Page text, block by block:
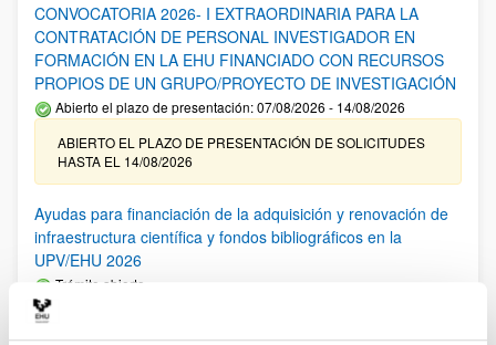
CONVOCATORIA 2026- I EXTRAORDINARIA PARA LA
CONTRATACIÓN DE PERSONAL INVESTIGADOR EN
FORMACIÓN EN LA EHU FINANCIADO CON RECURSOS
PROPIOS DE UN GRUPO/PROYECTO DE INVESTIGACIÓN
Abierto el plazo de presentación: 07/08/2026 - 14/08/2026
ABIERTO EL PLAZO DE PRESENTACIÓN DE SOLICITUDES
HASTA EL 14/08/2026
Ayudas para financiación de la adquisición y renovación de
infraestructura científica y fondos bibliográficos en la
UPV/EHU 2026
Trámite abierto
solicitudes admitidas y excluidas. 23/03/2026: Relación